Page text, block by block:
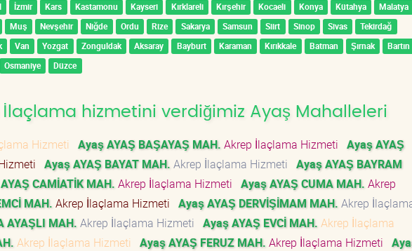
İzmir Kars Kastamonu Kayseri Kırklareli Kırşehir Kocaeli Konya Kütahya
Malatya
Muş Nevşehir Niğde Ordu Rize Sakarya Samsun Siirt Sinop Sivas
Tekirdağ
Van Yozgat Zonguldak Aksaray Bayburt Karaman Kırıkkale Batman Şırnak
Bartın
Osmaniye Düzce
hizmetini verdiğimiz Ayaş Mahalleleri
Hizmeti Ayaş AYAŞ BAŞAYAŞ MAH. Akrep İlaçlama Hizmeti Ayaş AYAŞ
Ayaş AYAŞ BAYAT MAH. Akrep İlaçlama Hizmeti Ayaş AYAŞ BAYRAM
CAMİATİK MAH. Akrep İlaçlama Hizmeti Ayaş AYAŞ CUMA MAH. Akrep
MAH. Akrep İlaçlama Hizmeti Ayaş AYAŞ DERVİŞİMAM MAH. Akrep
AYAŞLI MAH. Akrep İlaçlama Hizmeti Ayaş AYAŞ EVCİ MAH. Akrep İlaçlama
Akrep İlaçlama Hizmeti Ayaş AYAŞ FERUZ MAH. Akrep İlaçlama Hizmeti